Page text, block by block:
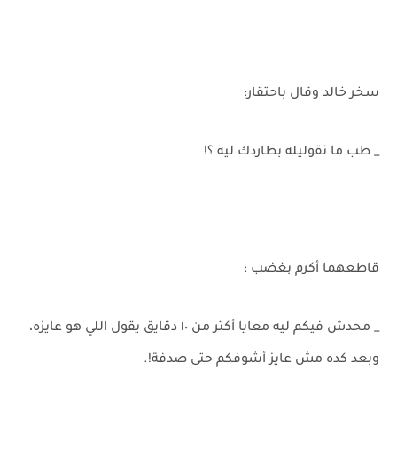
سخر خالد وقال باحتقار:
_ طب ما تقوليله بطاردك ليه ؟!
قاطعهما أكرم بغضب :
_ محدش فيكم ليه معايا أكتر من ١٠ دقايق يقول اللي هو عايزه،
وبعد كده مش عايز أشوفكم حتى صدفة!.